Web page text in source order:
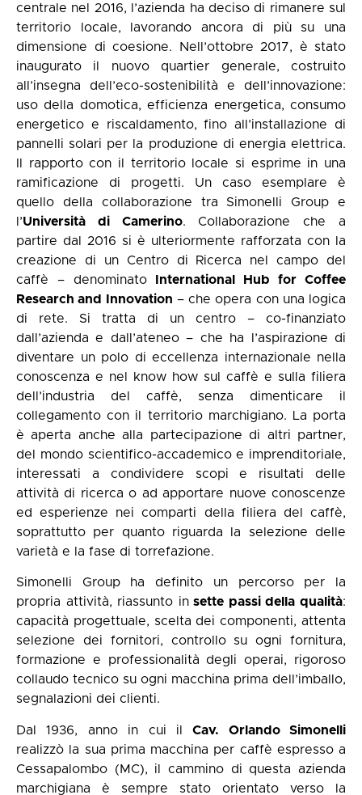
centrale nel 2016, l’azienda ha deciso di rimanere sul
territorio locale, lavorando ancora di più su una
dimensione di coesione. Nell’ottobre 2017, è stato
inaugurato il nuovo quartier generale, costruito
all’insegna dell’eco-sostenibilità e dell’innovazione:
uso della domotica, efficienza energetica, consumo
energetico e riscaldamento, fino all’installazione di
pannelli solari per la produzione di energia elettrica.
Il rapporto con il territorio locale si esprime in una
ramificazione di progetti. Un caso esemplare è
quello della collaborazione tra Simonelli Group e
l’Università di Camerino. Collaborazione che a
partire dal 2016 si è ulteriormente rafforzata con la
creazione di un Centro di Ricerca nel campo del
caffè – denominato International Hub for Coffee
Research and Innovation – che opera con una logica
di rete. Si tratta di un centro – co-finanziato
dall’azienda e dall’ateneo – che ha l’aspirazione di
diventare un polo di eccellenza internazionale nella
conoscenza e nel know how sul caffè e sulla filiera
dell’industria del caffè, senza dimenticare il
collegamento con il territorio marchigiano. La porta
è aperta anche alla partecipazione di altri partner,
del mondo scientifico-accademico e imprenditoriale,
interessati a condividere scopi e risultati delle
attività di ricerca o ad apportare nuove conoscenze
ed esperienze nei comparti della filiera del caffè,
soprattutto per quanto riguarda la selezione delle
varietà e la fase di torrefazione.
Simonelli Group ha definito un percorso per la
propria attività, riassunto insette passi della qualità:
capacità progettuale, scelta dei componenti, attenta
selezione dei fornitori, controllo su ogni fornitura,
formazione e professionalità degli operai, rigoroso
collaudo tecnico su ogni macchina prima dell’imballo,
segnalazioni dei clienti.
Dal 1936, anno in cui ilCav. Orlando Simonelli
realizzò la sua prima macchina per caffè espresso a
Cessapalombo (MC), il cammino di questa azienda
marchigiana è sempre stato orientato verso la